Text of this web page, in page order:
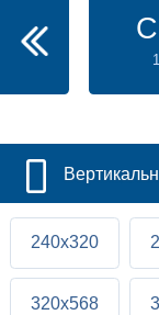
240x320
320x568